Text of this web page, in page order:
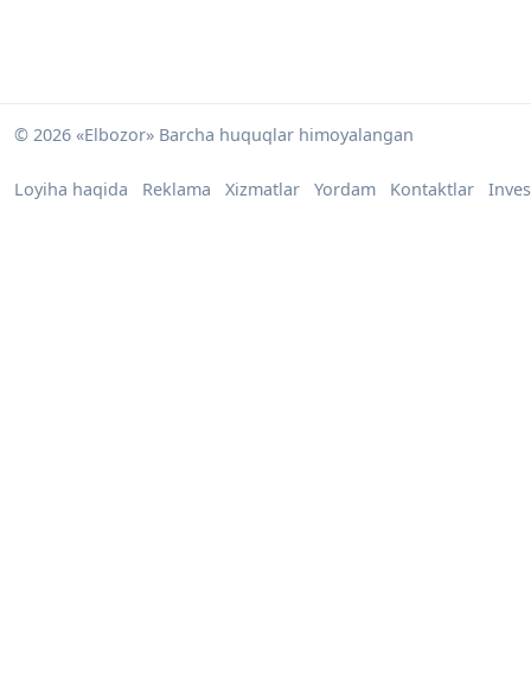
© 2026 «Elbozor» Barcha huquqlar himoyalangan
Loyiha haqida Reklama Xizmatlar Yordam Kontaktlar